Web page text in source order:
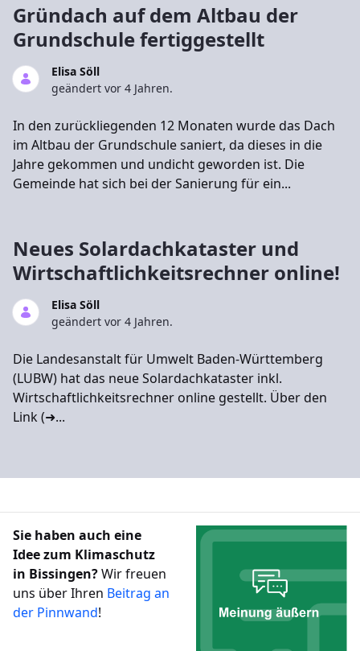
Gründach auf dem Altbau der
Grundschule fertiggestellt
Elisa Söll
geändert vor 4 Jahren.
In den zurückliegenden 12 Monaten wurde das Dach
im Altbau der Grundschule saniert, da dieses in die
Jahre gekommen und undicht geworden ist. Die
Gemeinde hat sich bei der Sanierung für ein...
Neues Solardachkataster und
Wirtschaftlichkeitsrechner online!
Elisa Söll
geändert vor 4 Jahren.
Die Landesanstalt für Umwelt Baden-Württemberg
(LUBW) hat das neue Solardachkataster inkl.
Wirtschaftlichkeitsrechner online gestellt. Über den
Link (➜...
Sie haben auch eine
Idee zum Klimaschutz
in Bissingen?Wir freuen
uns über Ihren Beitrag an
der Pinnwand!